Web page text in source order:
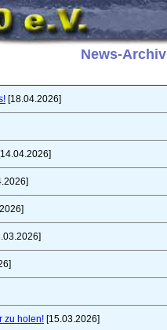
News-Archiv
[18.04.2026]
zu holen! [15.03.2026]